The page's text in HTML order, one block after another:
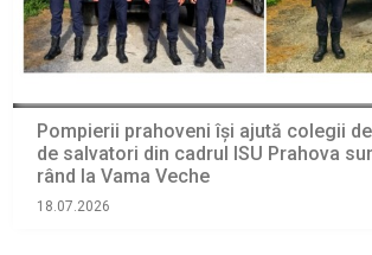
Pompierii prahoveni își ajută colegii
de salvatori din cadrul ISU Prahova
rând la Vama Veche
18.07.2026